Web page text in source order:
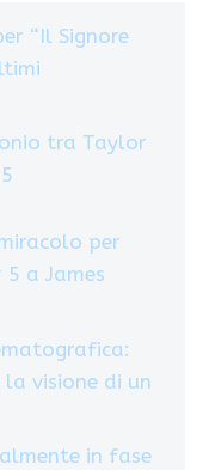
“Il Signore
tra Taylor
per
a James
la visione di un
in fase